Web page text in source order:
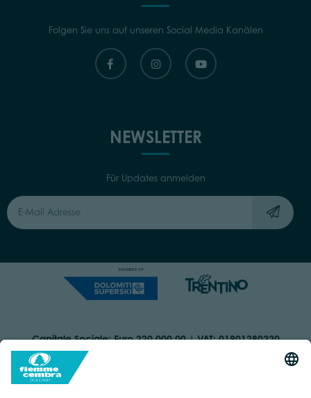
Folgen Sie uns auf unseren Social Media Kanälen
NEWSLETTER
Für Updates anmelden
Capitale Sociale: Euro 220.000,00 | VAT: 01901280220
COOKIES IMPRINT
ORGANIZZAZIONE TRASPARENTE